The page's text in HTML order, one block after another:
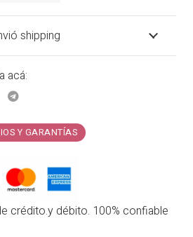
shipping
acá:
Y GARANTÍAS
crédito.y débito. 100% confiable